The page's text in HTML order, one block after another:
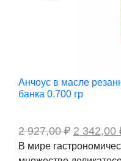
Анчоус в масле
банка 0.700 гр
2 927,00₽
цена
2 342,00
В мире